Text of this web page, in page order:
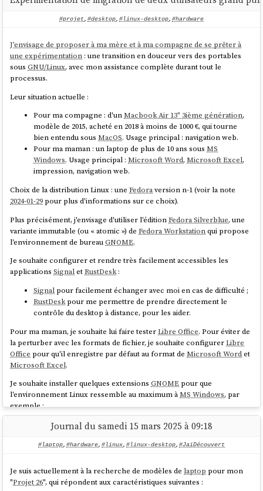
= +80.8°C)
                       (crit = +84.8°C)
Sensor 1:     +33.9°C  (low  = -273.1°C, high
= +65261.8°C)
acpitz-acpi-0
Adapter: ACPI interface
temp1:        +63.0°C
temp2:        +20.0°C
Voici comment j'ai configuré la température du haut ( 45°C) et du bas
(44°C) du screenshot :
En haut, j'ai sélectionné le paramètre
acpitz-acpi-0/temp1
qui contient la température du CPU
En bas, j'ai sélectionné le paramètreamdgpu-pci-
qui contient la température du GPU
Voici mon fichier de configuration pour
monitor-settings.json.
Il est possible de facilement l'importer dans la section "Utility" de
astra-monitor.
logiciels open source, qui limitent la dépendance à l’égard
renforcent la sécurité des données. Récemment,le règlement
pour une Europe interopérable, entré en vigueur en avril
2024 afin de favoriser une coopération fluide entre les États
membres, a fait du recours à l’open source et aux normes
administrations sont ainsi plus transparentes, sûres et à
l’abri de tout enfermement propriétaire.
page 2
Lien vers le texte du règlement : "Règlement (UE) 2024/903 du
mesures destinées à assurer un niveau élevé d’interopérabilité du
secteur public dans l’ensemble de l’Union (règlement pour une
#UnJourPeuxÊtreje lirais ce règlement qui, après un parcours rapide
de son contenu, me semble très intéressant.
a Commission continue de soutenir une transformation
numérique de l’Union fondée sur des solutions open source,
en établissant des programmes tels que leprogramme pour
une Europe numérique, leCEF Telecom, et l’ancien
programme d’interopérabilité ISA². De plus, son programme
de financementHorizon Europesubventionne de nombreux
projets qui ont trait au développement et à l’utilisation de
logiciels et de matériel open source. Enfin, son initiative sur
140 millions d’EUR dans plus d’un millier de projets
participatifs open source.
page 2
Le programme pour une Europe numérique
CEF Telecom
#projet, #desktop, #linux-desktop, #hardware
J'envisage de proposer à ma mère et à ma compagne de se prêter à
une expérimentation : une transition en douceur vers des portables
sousGNU/Linux, avec mon assistance complète durant tout le
processus.
Leur situation actuelle :
Pour ma compagne : d'unMacbook Air 13" 3ième génération,
modèle de 2015, acheté en 2018 à moins de 1000 €, qui tourne
bien entendu sousMacOS. Usage principal : navigation web.
Pour ma maman : un laptop de plus de 10 ans sousMS
Windows. Usage principal :Microsoft Word,Microsoft Excel,
impression, navigation web.
Choix de la distribution Linux : uneFedoraversion n-1 (voir la note
2024-01-29 pour plus d'informations sur ce choix).
Plus précisément, j'envisage d'utiliser l'éditionFedora Silverblue, une
variante immutable (ou « atomic ») deFedora Workstationqui propose
l'environnement de bureauGNOME.
Je souhaite configurer et rendre très facilement accessibles les
applicationsSignaletRustDesk:
Signal pour facilement échanger avec moi en cas de difficulté ;
RustDeskpour me permettre de prendre directement le
contrôle du desktop à distance, pour les aider.
Pour ma maman, je souhaite lui faire testerLibre Office. Pour éviter de
la perturber avec les formats de fichier, je souhaite configurerLibre
Office pour qu'il enregistre par défaut au format deMicrosoft Wordet
Microsoft Excel.
Je souhaite installer quelques extensionsGNOME pour que
l'environnement Linux ressemble au maximum àMS Windows, par
exemple :
Dash to Dock
si possible à moins de 1000 € ;
Journal du samedi 15 mars 2025 à 09:18
#laptop, #hardware, #linux, #linux-desktop, #JaiDécouvert
Je suis actuellement à la recherche de modèles de laptop pour mon
"Projet 26", qui répondent aux caractéristiques suivantes :